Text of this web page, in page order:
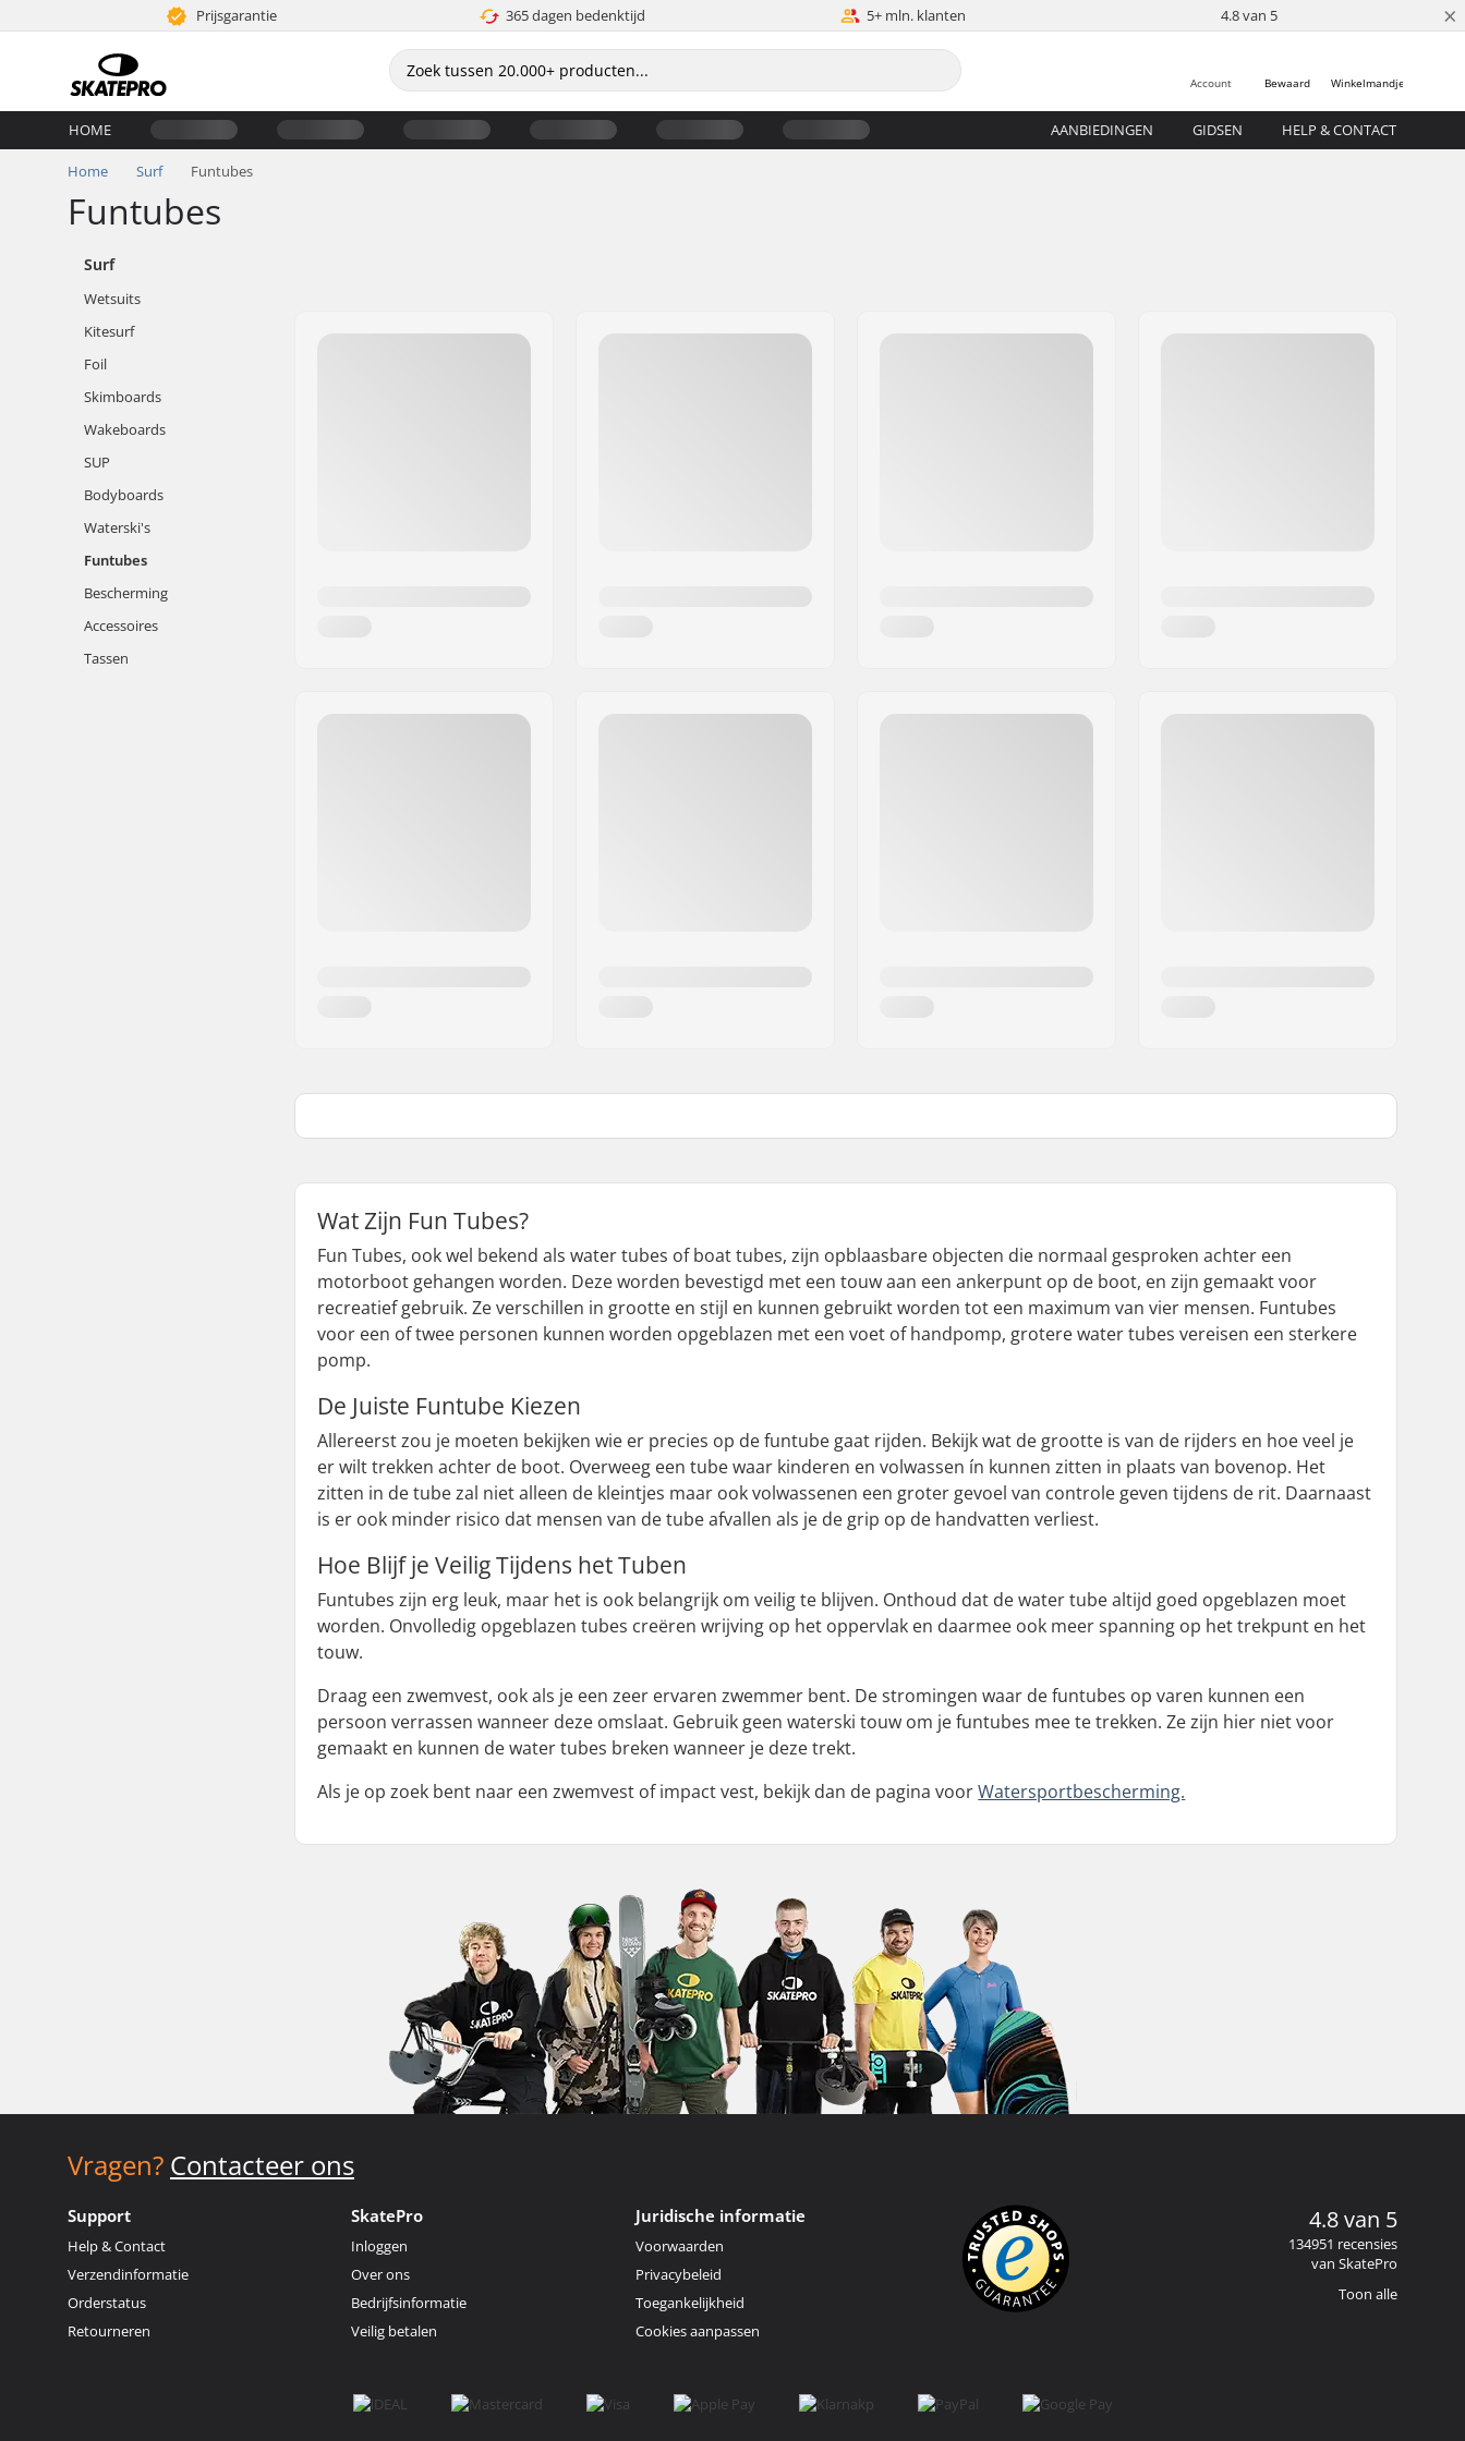
Prijsgarantie 365 dagen bedenktijd 5+ mln. klanten 4.8 van 5 ×
Winkelmandje
Bewaard
Account
HOME AANBIEDINGEN GIDSEN HELP & CONTACT
Home Surf Funtubes
Funtubes
Surf
Wetsuits
Kitesurf
Foil
Skimboards
Wakeboards
SUP
Bodyboards
Waterski's
Funtubes
Bescherming
Accessoires
Tassen
Wat Zijn Fun Tubes?
Fun Tubes, ook wel bekend als water tubes of boat tubes, zijn opblaasbare objecten die normaal gesproken achter een
motorboot gehangen worden. Deze worden bevestigd met een touw aan een ankerpunt op de boot, en zijn gemaakt voor
recreatief gebruik. Ze verschillen in grootte en stijl en kunnen gebruikt worden tot een maximum van vier mensen. Funtubes
voor een of twee personen kunnen worden opgeblazen met een voet of handpomp, grotere water tubes vereisen een sterkere
pomp.
De Juiste Funtube Kiezen
Allereerst zou je moeten bekijken wie er precies op de funtube gaat rijden. Bekijk wat de grootte is van de rijders en hoe veel je
er wilt trekken achter de boot. Overweeg een tube waar kinderen en volwassen ín kunnen zitten in plaats van bovenop. Het
zitten in de tube zal niet alleen de kleintjes maar ook volwassenen een groter gevoel van controle geven tijdens de rit. Daarnaast
is er ook minder risico dat mensen van de tube afvallen als je de grip op de handvatten verliest.
Hoe Blijf je Veilig Tijdens het Tuben
Funtubes zijn erg leuk, maar het is ook belangrijk om veilig te blijven. Onthoud dat de water tube altijd goed opgeblazen moet
worden. Onvolledig opgeblazen tubes creëren wrijving op het oppervlak en daarmee ook meer spanning op het trekpunt en het
touw.
Draag een zwemvest, ook als je een zeer ervaren zwemmer bent. De stromingen waar de funtubes op varen kunnen een
persoon verrassen wanneer deze omslaat. Gebruik geen waterski touw om je funtubes mee te trekken. Ze zijn hier niet voor
gemaakt en kunnen de water tubes breken wanneer je deze trekt.
Als je op zoek bent naar een zwemvest of impact vest, bekijk dan de pagina voorWatersportbescherming.
Vragen? Contacteer ons
Support
Help & Contact
Verzendinformatie
Orderstatus
Retourneren
SkatePro
Inloggen
Over ons
Bedrijfsinformatie
Veilig betalen
Juridische informatie
Voorwaarden
Privacybeleid
Toegankelijkheid
Cookies aanpassen
4.8 van 5
134951 recensies
van SkatePro
Toon alle